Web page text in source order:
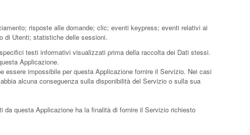
risposte alle domande; clic; eventi keypress; eventi relativi ai
di Utenti; statistiche delle sessioni.
testi informativi visualizzati prima della raccolta dei Dati stessi.
Applicazione.
impossibile per questa Applicazione fornire il Servizio. Nei casi
alcuna conseguenza sulla disponibilità del Servizio o sulla sua
questa Applicazione ha la finalità di fornire il Servizio richiesto